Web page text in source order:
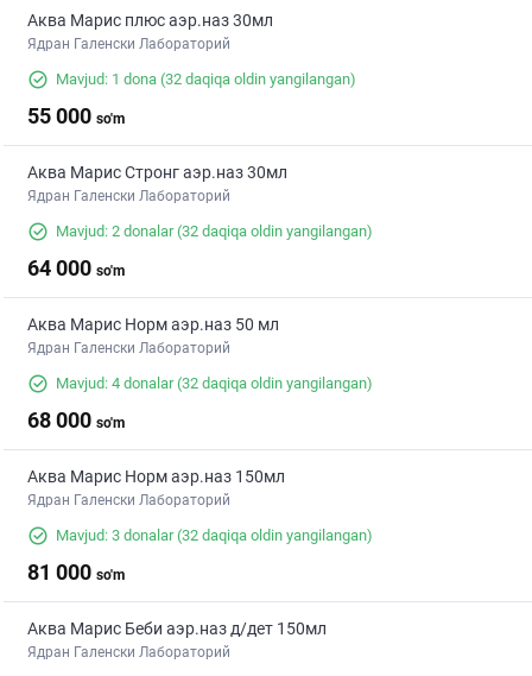
Аква Марис плюс аэр.наз 30мл
Ядран Галенски Лабораторий
Mavjud: 1 dona (32 daqiqa oldin yangilangan)
55 000 so'm
Аква Марис Стронг аэр.наз 30мл
Ядран Галенски Лабораторий
Mavjud: 2 donalar(32 daqiqa oldin yangilangan)
64 000 so'm
Аква Марис Норм аэр.наз 50 мл
Ядран Галенски Лабораторий
Mavjud: 4 donalar(32 daqiqa oldin yangilangan)
68 000 so'm
Аква Марис Норм аэр.наз 150мл
Ядран Галенски Лабораторий
Mavjud: 3 donalar(32 daqiqa oldin yangilangan)
81 000 so'm
Аква Марис Беби аэр.наз д/дет 150мл
Ядран Галенски Лабораторий